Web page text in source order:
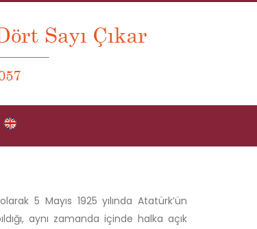
5 Mayıs 1925 yılında Atatürk’ün
aynı zamanda içinde halka açık